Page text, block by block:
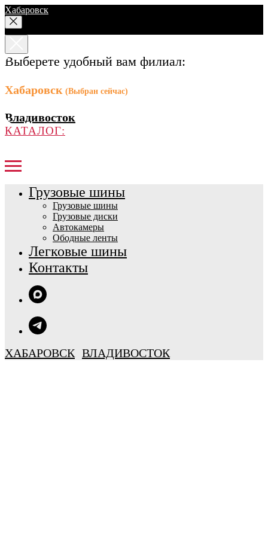
Хабаровск
Выберете удобный вам филиал:
Хабаровск (Выбран сейчас)
Владивосток
КАТАЛОГ:
Грузовые шины
Грузовые шины
Грузовые диски
Автокамеры
Ободные ленты
Легковые шины
Контакты
ХАБАРОВСК ВЛАДИВОСТОК